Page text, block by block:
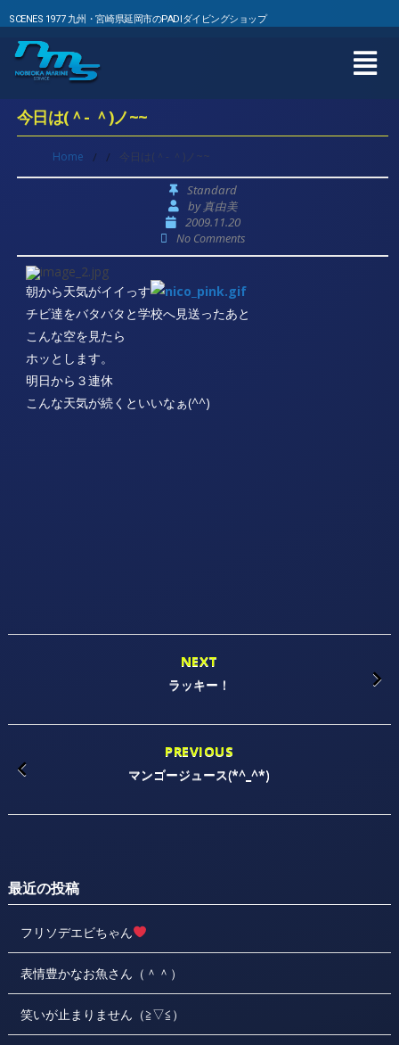
SCENES 1977 九州・宮崎県延岡市のPADIダイビングショップ
今日は(＾- ＾)ノ~~
Home / / 今日は(＾- ＾)ノ~~
Standard
by真由美
2009.11.20
No Comments
朝から天気がイイっす
チビ達をバタバタと学校へ見送ったあと
こんな空を見たら
ホッとします。
明日から３連休
こんな天気が続くといいなぁ(^^)
NEXT
ラッキー！
PREVIOUS
マンゴージュース(*^_^*)
最近の投稿
フリソデエビちゃん
表情豊かなお魚さん（＾＾）
笑いが止まりません（≧▽≦）